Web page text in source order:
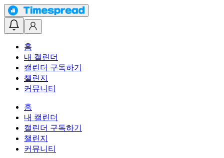
홈
내 캘린더
캘린더 구독하기
챌린지
커뮤니티
홈
내 캘린더
캘린더 구독하기
챌린지
커뮤니티